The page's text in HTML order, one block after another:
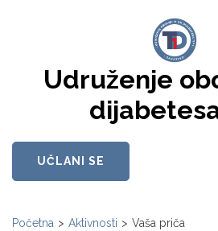
Udruženje
UČLANI SE
Početna > Aktivnosti > Vaša priča